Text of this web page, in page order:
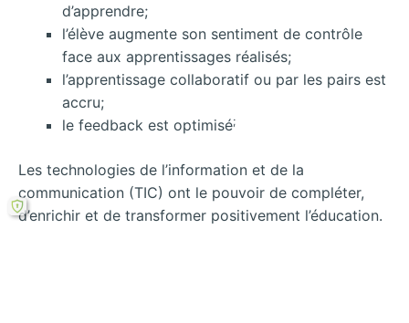
d’apprendre;
l’élève augmente son sentiment de contrôle
face aux apprentissages réalisés;
l’apprentissage collaboratif ou par les pairs est
accru;
le feedback est optimisé;
Les technologies de l’information et de la
communication (TIC) ont le pouvoir de compléter,
d’enrichir et de transformer positivement l’éducation.